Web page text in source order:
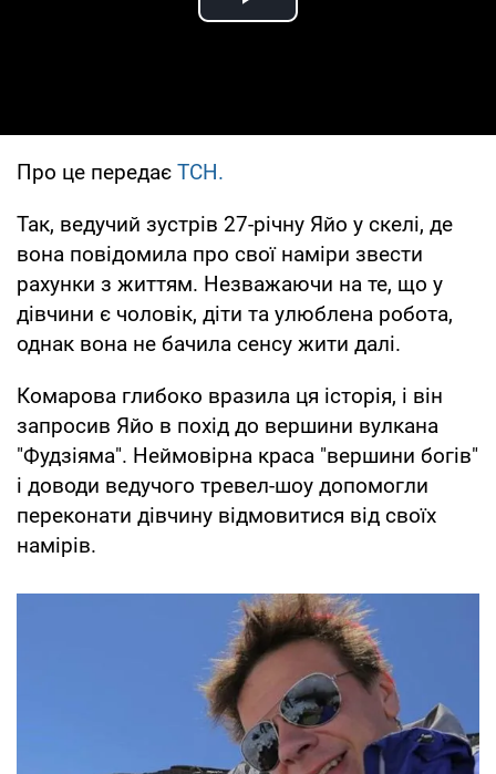
Play Video
Про це передає ТСН.
Так, ведучий зустрів 27-річну Яйо у скелі, де
вона повідомила про свої наміри звести
рахунки з життям. Незважаючи на те, що у
дівчини є чоловік, діти та улюблена робота,
однак вона не бачила сенсу жити далі.
Комарова глибоко вразила ця історія, і він
запросив Яйо в похід до вершини вулкана
"Фудзіяма". Неймовірна краса "вершини богів"
і доводи ведучого тревел-шоу допомогли
переконати дівчину відмовитися від своїх
намірів.